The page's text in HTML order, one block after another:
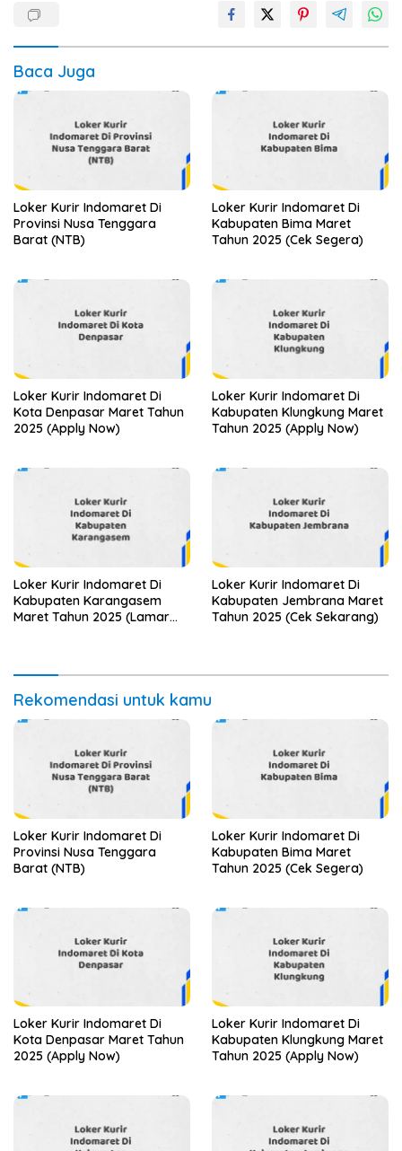
Baca Juga
Loker Kurir Indomaret Di
Provinsi Nusa Tenggara
Barat (NTB)
Loker Kurir Indomaret Di
Kabupaten Bima Maret
Tahun 2025 (Cek Segera)
Loker Kurir Indomaret Di
Kota Denpasar Maret Tahun
2025 (Apply Now)
Loker Kurir Indomaret Di
Kabupaten Klungkung Maret
Tahun 2025 (Apply Now)
Loker Kurir Indomaret Di
Kabupaten Karangasem
Maret Tahun 2025 (Lamar
Loker Kurir Indomaret Di
Kabupaten Jembrana Maret
Tahun 2025 (Cek Sekarang)
Rekomendasi untuk kamu
Loker Kurir Indomaret Di
Provinsi Nusa Tenggara
Barat (NTB)
Loker Kurir Indomaret Di
Kabupaten Bima Maret
Tahun 2025 (Cek Segera)
Loker Kurir Indomaret Di
Kota Denpasar Maret Tahun
2025 (Apply Now)
Loker Kurir Indomaret Di
Kabupaten Klungkung Maret
Tahun 2025 (Apply Now)